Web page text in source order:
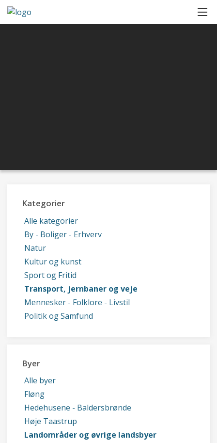
Kategorier
Alle kategorier
By - Boliger - Erhverv
Natur
Kultur og kunst
Sport og Fritid
Transport, jernbaner og veje
Mennesker - Folklore - Livstil
Politik og Samfund
Byer
Alle byer
Fløng
Hedehusene - Baldersbrønde
Høje Taastrup
Landområder og øvrige landsbyer